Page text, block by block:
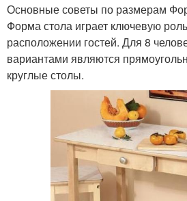
Основные советы по размерам
Форма стола играет ключевую
расположении гостей. Для 8
вариантами являются
круглые столы.